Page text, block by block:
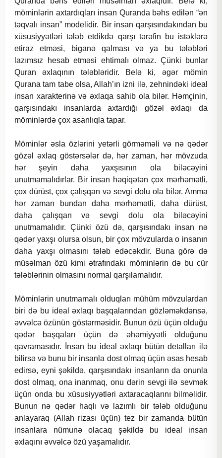
möminlərin axtardıqları insan Quranda bəhs edilən “ən
təqvalı insan” modelidir. Bir insan qarşısındakından bu
xüsusiyyətləri tələb etdikdə qarşı tərəfin bu istəklərə
etiraz etməsi, biganə qalması və ya bu tələbləri
lazımsız hesab etməsi ehtimalı olmaz. Çünki bunlar
Quran əxlaqının tələbləridir. Belə ki, əgər mömin
Qurana tam tabe olsa, Allah’ın izni ilə, zehnindəki ideal
insan xarakterinə və əxlaqa sahib ola bilər. Həmçinin,
qarşısındakı insanlarda axtardığı gözəl əxlaqı da
möminlərdə çox asanlıqla tapar.
Möminlər əsla özlərini yetərli görməməli və nə qədər
gözəl əxlaq göstərsələr də, hər zaman, hər mövzuda
hər şeyin daha yaxşısının ola biləcəyini
unutmamalıdırlar. Bir insan həqiqətən çox mərhəmətli,
çox dürüst, çox çalışqan və sevgi dolu ola bilər. Amma
hər zaman bundan daha mərhəmətli, daha dürüst,
daha çalışqan və sevgi dolu ola biləcəyini
unutmamalıdır. Çünki özü də, qarşısındakı insan nə
qədər yaxşı olursa olsun, bir çox mövzularda o insanın
daha yaxşı olmasını tələb edəcəkdir. Buna görə də
müsəlman özü kimi ətrafındakı möminlərin də bu cür
tələblərinin olmasını normal qarşılamalıdır.
Möminlərin unutmamalı olduqları mühüm mövzulardan
biri də bu ideal əxlaqı başqalarından gözləməkdənsə,
əvvəlcə özünün göstərməsidir. Bunun özü üçün olduğu
qədər başqaları üçün də əhəmiyyətli olduğunu
qavramasıdır. İnsan bu ideal əxlaqı bütün detalları ilə
bilirsə və bunu bir insanla dost olmaq üçün əsas hesab
edirsə, eyni şəkildə, qarşısındakı insanların da onunla
dost olmaq, ona inanmaq, onu dərin sevgi ilə sevmək
üçün onda bu xüsusiyyətləri axtaracaqlarını bilməlidir.
Bunun nə qədər haqlı və lazımlı bir tələb olduğunu
anlayaraq (Allah rizası üçün) tez bir zamanda bütün
insanlara nümunə olacaq şəkildə bu ideal insan
əxlaqını əvvəlcə özü yaşamalıdır.